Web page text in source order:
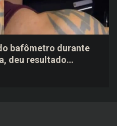
bafômetro durante
deu resultado
dos agentes de